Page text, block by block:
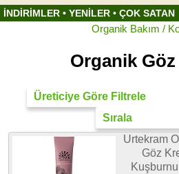
İNDİRİMLER • YENİLER • ÇOK SATAN
Organik Bakım /
Organik Göz
Urtekram
Göz